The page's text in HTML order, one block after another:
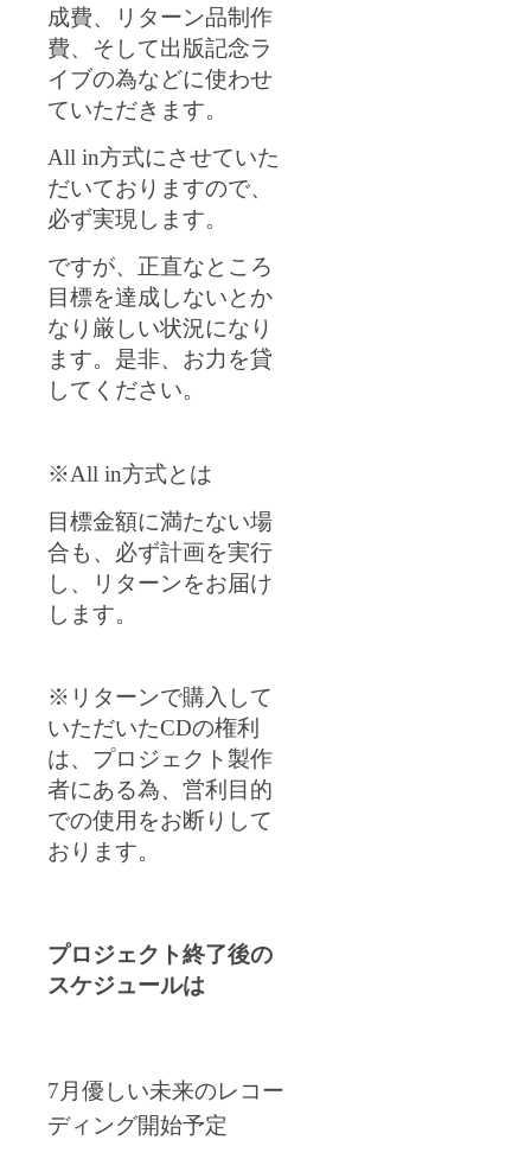
成費、リターン品制作
費、そして出版記念ラ
イブの為などに使わせ
ていただきます。
All in方式にさせていた
だいておりますので、
必ず実現します。
ですが、正直なところ
目標を達成しないとか
なり厳しい状況になり
ます。是非、お力を貸
してください。
※All in方式とは
目標金額に満たない場
合も、必ず計画を実行
し、リターンをお届け
します。
※ リターンで購入して
いただいたCDの権利
は、プロジェクト製作
者にある為、営利目的
での使用をお断りして
おります。
プロジェクト終了後の
スケジュールは
7 月優しい未来のレコー
ディング開始予定